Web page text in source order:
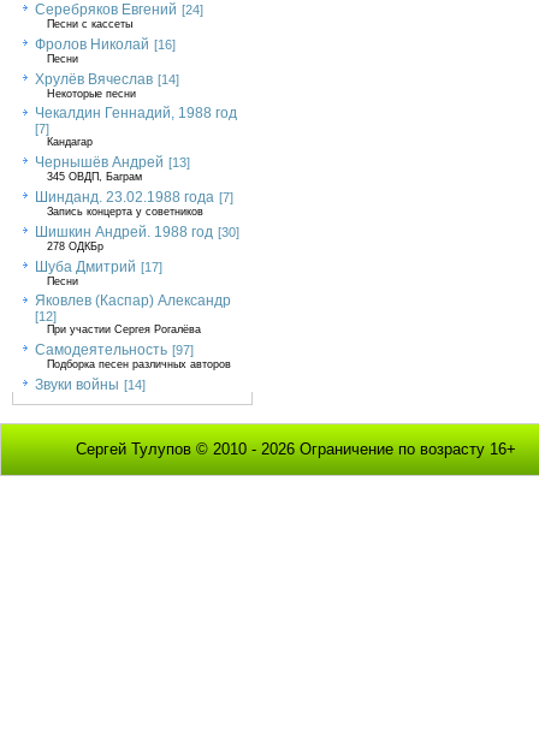
Серебряков Евгений [24]
Песни с кассеты
Фролов Николай [16]
Песни
Хрулёв Вячеслав [14]
Некоторые песни
Чекалдин Геннадий, 1988 год
[7]
Кандагар
Чернышёв Андрей [13]
345 ОВДП, Баграм
Шинданд. 23.02.1988 года [7]
Запись концерта у советников
Шишкин Андрей. 1988 год [30]
278 ОДКБр
Шуба Дмитрий [17]
Песни
Яковлев (Каспар) Александр
[12]
При участии Сергея Рогалёва
Самодеятельность [97]
Подборка песен различных авторов
Звуки войны [14]
Сергей Тулупов © 2010 - 2026 Ограничение по возрасту 16+